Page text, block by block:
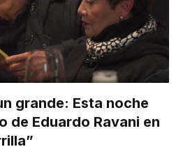
grande: Esta noche
de Eduardo Ravani en